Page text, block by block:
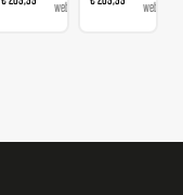
webshop
webshop